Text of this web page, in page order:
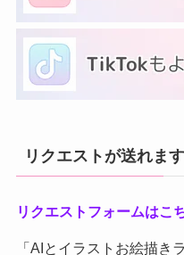
リクエストが送れます
リクエストフォームはこ
「AIとイラストお絵描き